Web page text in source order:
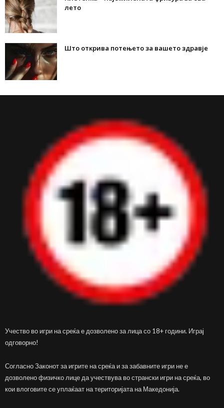
лето
Што открива потењето за вашето здравје
Учество во игри на среќа е дозволено за лица со 18+ години. Играј
одговорно!
Согласно Законот за игрите на среќа и за забавните игри не е
дозволено физичко лице да учествува во странски игри на среќа, во
кои влоговите се уплаќаат на територијата на Македонија.